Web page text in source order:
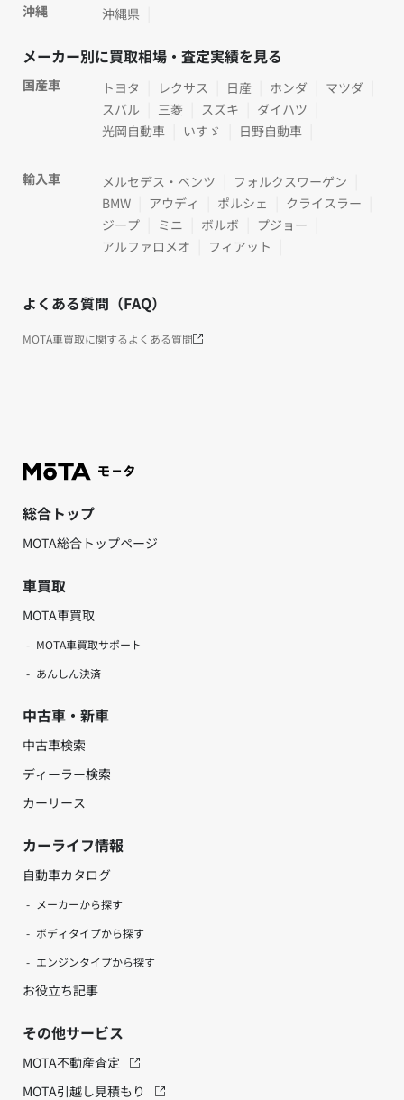
沖縄
沖縄県
メーカー別に買取相場・査定実績を見る
国産車 トヨタ レクサス 日産 ホンダ
マツダ
スバル
三菱 スズキ
ダイハツ
光岡自動車
いすゞ 日野自動車
輸入車 メルセデス・ベンツ
フォルクスワーゲン
BMW
アウディ ポルシェ
クライスラー
ジープ
ミニ ボルボ
プジョー
アルファロメオ
フィアット
よくある質問（FAQ）
MOTA車買取に関するよくある質問
総合トップ
MOTA総合トップページ
車買取
MOTA車買取
MOTA車買取サポート
あんしん決済
中古車・新車
中古車検索
ディーラー検索
カーリース
カーライフ情報
自動車カタログ
メーカーから探す
ボディタイプから探す
エンジンタイプから探す
お役立ち記事
その他サービス
MOTA不動産査定
MOTA引越し見積もり